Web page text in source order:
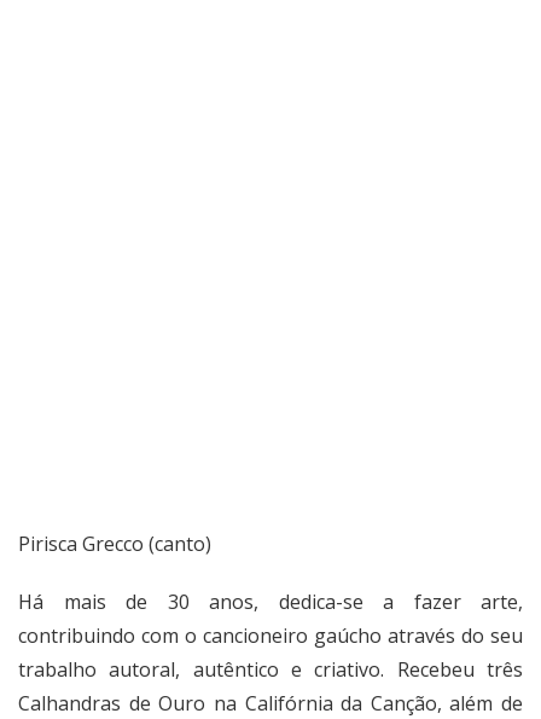
Pirisca Grecco (canto)
Há mais de 30 anos, dedica-se a fazer arte,
contribuindo com o cancioneiro gaúcho através do seu
trabalho autoral, autêntico e criativo. Recebeu três
Calhandras de Ouro na Califórnia da Canção, além de